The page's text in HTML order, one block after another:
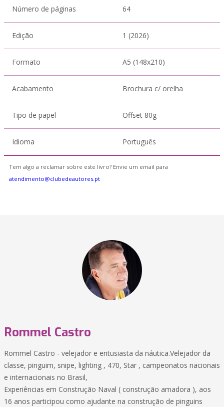
Número de páginas 64
Edição 1 (2026)
Formato A5 (148x210)
Acabamento Brochura c/ orelha
Tipo de papel Offset 80g
Idioma Português
Tem algo a reclamar sobre este livro? Envie um email para
atendimento@clubedeautores.pt
Rommel Castro
Rommel Castro - velejador e entusiasta da náutica.Velejador da
classe, pinguim, snipe, lighting , 470, Star , campeonatos nacionais
e internacionais no Brasil,
Experiências em Construção Naval ( construção amadora ), aos
16 anos participou como ajudante na construção de pinguins